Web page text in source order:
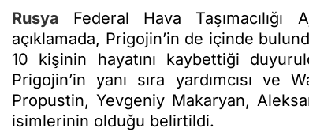
Rusya Federal Hava Taşımacılığı
açıklamada, Prigojin’in de içinde
10 kişinin hayatını kaybettiği
Prigojin’in yanı sıra yardımcısı ve
Propustin, Yevgeniy Makaryan,
isimlerinin olduğu belirtildi.